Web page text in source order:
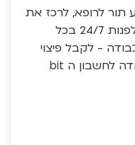
תור לרופא, לרכז את
כל המסמכים החשובים לנסיעה, לפנות 24/7 בכל
- לקבל פיצוי
של 200 $ במקרה של איחור כבודה לחשבון ה bit